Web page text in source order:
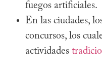
fuegos artificiales.
En las ciudades,
concursos, los
actividades